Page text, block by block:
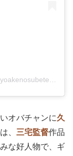
オバチャンに久
、 三宅監督作品
な好人物で、ギ